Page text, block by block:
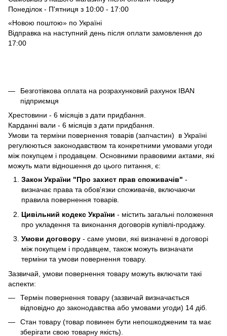
Понеділок - П'ятниця з 10:00 - 17:00
«Новою поштою» по Україні
Відправка на наступний день після оплати замовлення до
17:00
Безготівкова оплата на розрахунковий рахунок IBAN
підприємця
Хрестовини - 6 місяців з дати придбання.
Карданні вали - 6 місяців з дати придбання.
Умови та терміни повернення товарів (запчастин) в Україні
регулюються законодавством та конкретними умовами угоди
між покупцем і продавцем. Основними правовими актами, які
можуть мати відношення до цього питання, є:
Закон України "Про захист прав споживачів" -
визначає права та обов'язки споживачів, включаючи
правила повернення товарів.
Цивільний кодекс України - містить загальні положення
про укладення та виконання договорів купівлі-продажу.
Умови договору - саме умови, які визначені в договорі
між покупцем і продавцем, також можуть визначати
терміни та умови повернення товару.
Зазвичай, умови повернення товару можуть включати такі
аспекти:
Термін повернення товару (зазвичай визначається
відповідно до законодавства або умовами угоди) 14 діб.
Стан товару (товар повинен бути непошкодженим та має
зберігати свою товарну якість).